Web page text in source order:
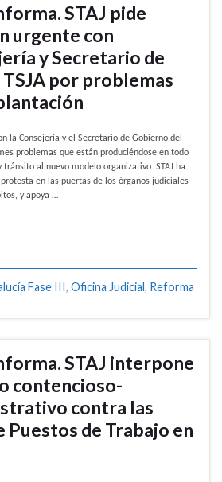
STAJ pide
urgente con
y Secretario de
por problemas
la Consejería y el Secretario de Gobierno del
problemas que están produciéndose en todo
al nuevo modelo organizativo. STAJ ha
en las puertas de los órganos judiciales
y apoya …
Fase III, Oficina Judicial, Reforma
STAJ interpone
contencioso-
contra las
Puestos de Trabajo en